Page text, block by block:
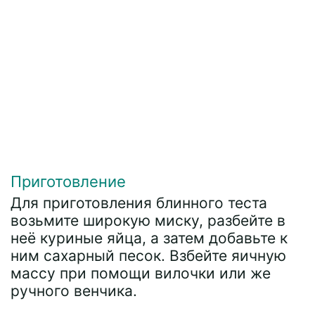
Приготовление
Для приготовления блинного теста
возьмите широкую миску, разбейте в
неё куриные яйца, а затем добавьте к
ним сахарный песок. Взбейте яичную
массу при помощи вилочки или же
ручного венчика.